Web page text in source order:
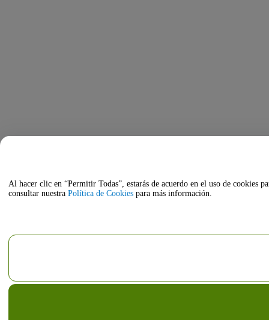
Al hacer clic en “Permitir Todas”, estarás de acuerdo en el uso de cookies
consultar nuestra Política de Cookies para más información.